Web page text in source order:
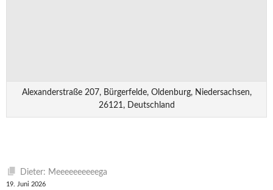
Alexanderstraße 207, Bürgerfelde, Oldenburg, Niedersachsen,
26121, Deutschland
Dieter: Meeeeeeeeeega
19. Juni 2026